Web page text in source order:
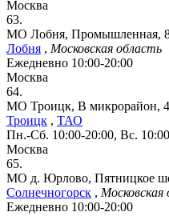
Москва
63.
МО Лобня, Промышленная,
Лобня , Московская область
Ежедневно 10:00-20:00
Москва
64.
МО Троицк, В микрорайон,
Троицк , ТАО
Пн.-Сб. 10:00-20:00, Вс.
Москва
65.
МО д. Юрлово, Пятницкое
Солнечногорск , Московская
Ежедневно 10:00-20:00